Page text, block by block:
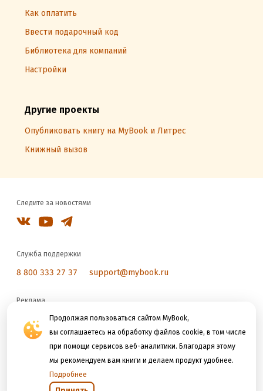
Продолжая пользоваться сайтом MyBook,
вы соглашаетесь на обработку файлов cookie, в том числе
при помощи сервисов веб-аналитики. Благодаря этому
мы рекомендуем вам книги и делаем продукт удобнее.
Подробнее
Как оплатить
Ввести подарочный код
Библиотека для компаний
Настройки
Другие проекты
Опубликовать книгу на MyBook и Литрес
Книжный вызов
Следите за новостями
Служба поддержки
8 800 333 27 37 support@mybook.ru
Реклама
reklama@litres.ru
Мы принимаем к оплате